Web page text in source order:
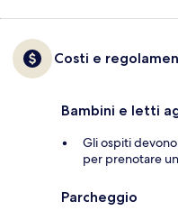
Costi e
Bambini e letti
Gli ospiti
per prenotare
Parcheggio